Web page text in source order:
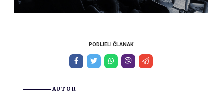
PODIJELI ČLANAK
AUTOR